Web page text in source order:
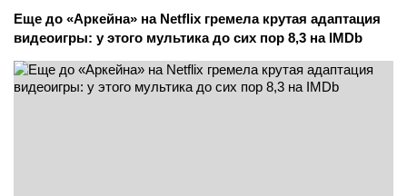
Еще до «Аркейна» на Netflix гремела крутая адаптация
видеоигры: у этого мультика до сих пор 8,3 на IMDb